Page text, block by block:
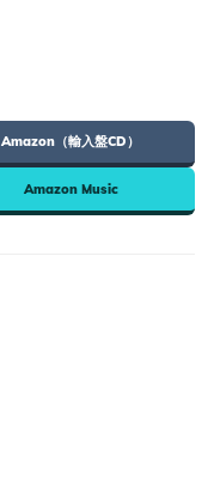
Amazon（輸入盤CD）
Amazon Music